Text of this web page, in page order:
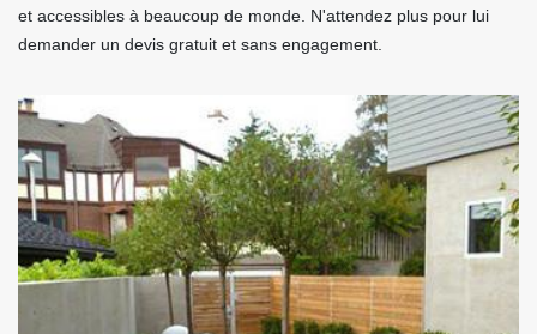
et accessibles à beaucoup de monde. N'attendez plus pour lui
demander un devis gratuit et sans engagement.